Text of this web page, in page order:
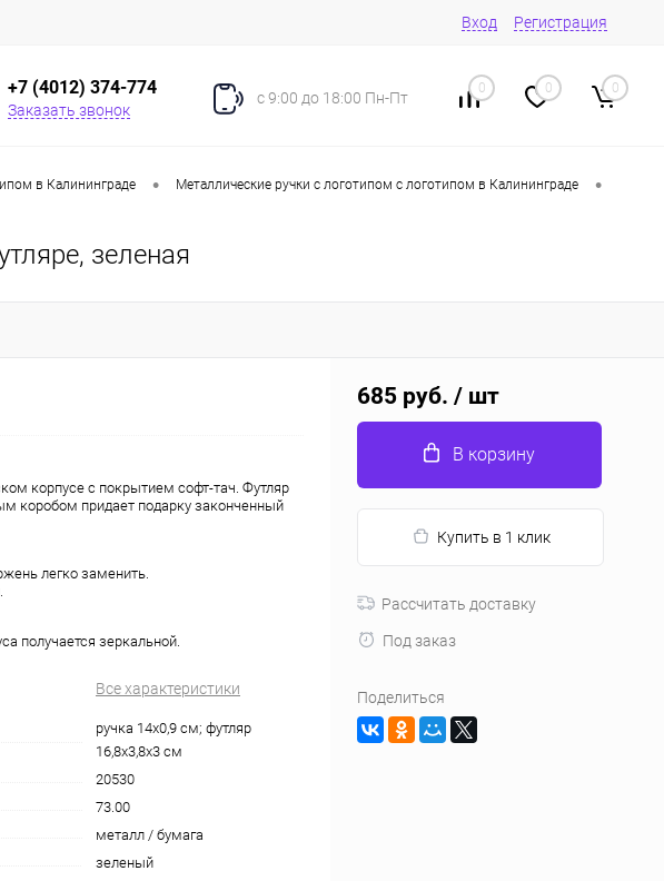
Вход Регистрация
+7 (4012) 374-774
Заказать звонок
с 9:00 до 18:00 Пн-Пт
0 0 0
в Калининграде • Металлические ручки с логотипом с логотипом в Калининграде •
зеленая
корпусе с покрытием софт-тач. Футляр
коробом придает подарку законченный
легко заменить.
получается зеркальной.
Все характеристики
ручка 14х0,9 см; футляр
16,8х3,8х3 см
20530
73.00
металл / бумага
зеленый
685 руб. / шт
В корзину
Купить в 1 клик
Рассчитать доставку
Под заказ
Поделиться